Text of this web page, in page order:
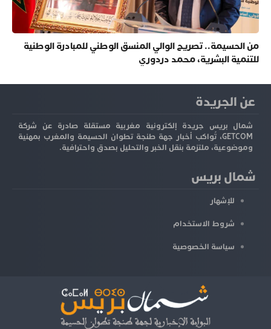
من الحسيمة.. تصريح الوالي المنسق الوطني للمبادرة الوطنية
للتنمية البشرية، محمد دردوري
عن الجريدة
شمال بريس جريدة إلكترونية مغربية مستقلة صادرة عن شركة
GETCOM، تُواكب أخبار جهة طنجة تطوان الحسيمة والمغرب بمهنية
وموضوعية، ملتزمة بنقل الخبر والتحليل بصدق واحترافية.
شمال بريس
للإشهار
شروط الاستخدام
سياسة الخصوصية